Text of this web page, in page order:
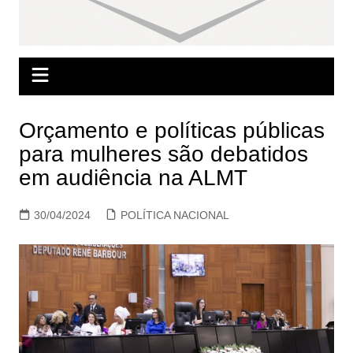
Orçamento e políticas públicas
para mulheres são debatidos
em audiência na ALMT
30/04/2024 POLÍTICA NACIONAL